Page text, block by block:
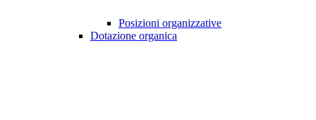
Posizioni organizzative
Dotazione organica